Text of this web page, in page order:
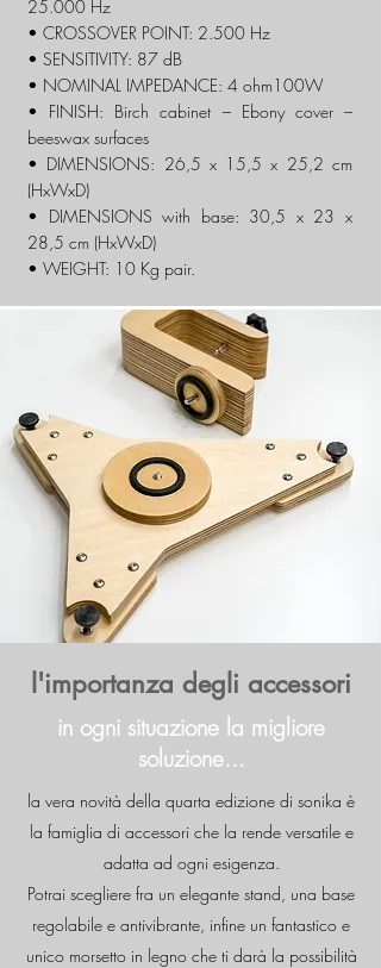
25.000 Hz
• CROSSOVER POINT: 2.500 Hz
• SENSITIVITY: 87 dB
• NOMINAL IMPEDANCE: 4 ohm100W
• FINISH: Birch cabinet – Ebony cover –
beeswax surfaces
• DIMENSIONS: 26,5 x 15,5 x 25,2 cm
(HxWxD)
• DIMENSIONS with base: 30,5 x 23 x
28,5 cm (HxWxD)
• WEIGHT: 10 Kg pair.
l'importanza degli accessori
in ogni situazione la migliore
soluzione...
la vera novità della quarta edizione di sonika è
la famiglia di accessori che la rende versatile e
adatta ad ogni esigenza.
Potrai scegliere fra un elegante stand, una base
regolabile e antivibrante, infine un fantastico e
unico morsetto in legno che ti darà la possibilità